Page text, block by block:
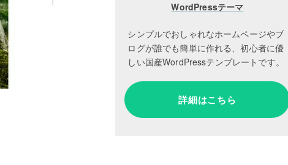
WordPressテーマ
シンプルでおしゃれなホームページやブ
ログが誰でも簡単に作れる、初心者に優
しい国産WordPressテンプレートです。
詳細はこちら